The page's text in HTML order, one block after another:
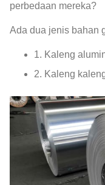
perbedaan mereka?
Ada dua jenis bahan
1. Kaleng
2. Kaleng